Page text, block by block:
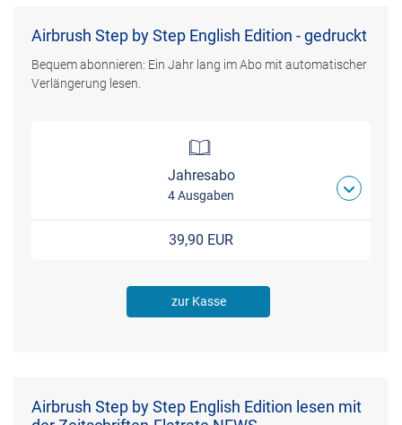
Airbrush Step by Step English Edition - gedruckt
Bequem abonnieren: Ein Jahr lang im Abo mit automatischer
Verlängerung lesen.
Jahresabo
4 Ausgaben
39,90 EUR
zur Kasse
Airbrush Step by Step English Edition lesen mit